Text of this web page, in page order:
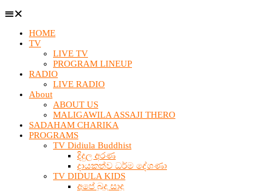
HOME
TV
LIVE TV
PROGRAM LINEUP
RADIO
LIVE RADIO
About
ABOUT US
MALIGAWILA ASSAJI THERO
SADAHAM CHARIKA
PROGRAMS
TV Didiula Buddhist
දිදුල අරණ
දායකත්ව ධර්ම දේශණා
TV DIDULA KIDS
අපේ බුදු සාදු